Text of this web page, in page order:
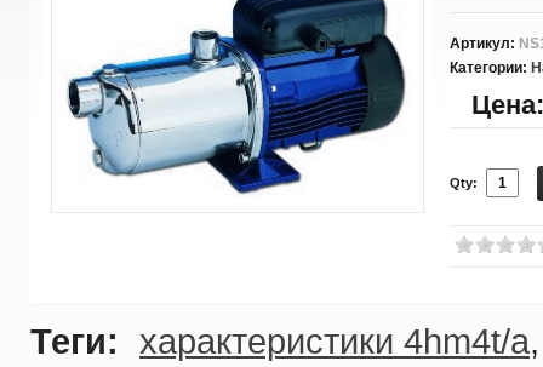
Артикул:
Категории:
Цена:
Qty:
Теги: характеристики 4hm4t/a